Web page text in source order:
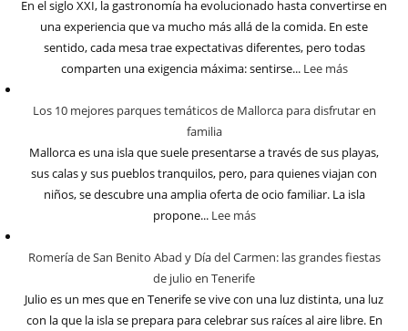
En el siglo XXI, la gastronomía ha evolucionado hasta convertirse en
una experiencia que va mucho más allá de la comida. En este
sentido, cada mesa trae expectativas diferentes, pero todas
comparten una exigencia máxima: sentirse... Lee más
Los 10 mejores parques temáticos de Mallorca para disfrutar en
familia
Mallorca es una isla que suele presentarse a través de sus playas,
sus calas y sus pueblos tranquilos, pero, para quienes viajan con
niños, se descubre una amplia oferta de ocio familiar. La isla
propone... Lee más
Romería de San Benito Abad y Día del Carmen: las grandes fiestas
de julio en Tenerife
Julio es un mes que en Tenerife se vive con una luz distinta, una luz
con la que la isla se prepara para celebrar sus raíces al aire libre. En